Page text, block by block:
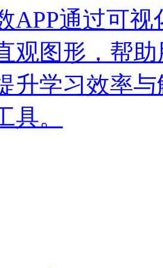
APP通过可
观图形，帮
升学习效率
具。